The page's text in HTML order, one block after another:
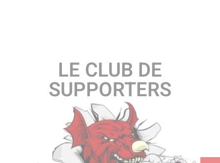
LE CLUB DE
SUPPORTERS